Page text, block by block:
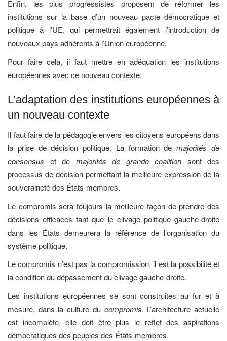
Enfin, les plus progressistes proposent de réformer les
institutions sur la base d’un nouveau pacte démocratique et
politique à l’UE, qui permettrait également l’introduction de
nouveaux pays adhérents à l’Union européenne.
Pour faire cela, il faut mettre en adéquation les institutions
européennes avec ce nouveau contexte.
L’adaptation des institutions européennes à
un nouveau contexte
Il faut faire de la pédagogie envers les citoyens européens dans
la prise de décision politique. La formation demajorités de
consensus et de majorités de grande coalition sont des
processus de décision permettant la meilleure expression de la
souveraineté des États-membres.
Le compromis sera toujours la meilleure façon de prendre des
décisions efficaces tant que le clivage politique gauche-droite
dans les États demeurera la référence de l’organisation du
système politique.
Le compromis n’est pas la compromission, il est la possibilité et
la condition du dépassement du clivage gauche-droite.
Les institutions européennes se sont construites au fur et à
mesure, dans la culture du compromis. L’architecture actuelle
est incomplète, elle doit être plus le reflet des aspirations
démocratiques des peuples des États-membres.